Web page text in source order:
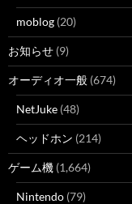
moblog (20)
お知らせ (9)
オーディオ一般 (674)
NetJuke (48)
ヘッドホン (214)
ゲーム機 (1,664)
Nintendo (79)